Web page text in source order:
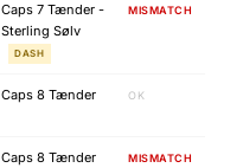
Caps 7 Tænder -
Sterling Sølv
DASH
MISMATCH
Caps 8 Tænder OK
Caps 8 Tænder
MISMATCH